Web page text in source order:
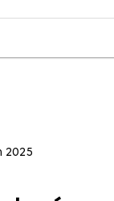
2025